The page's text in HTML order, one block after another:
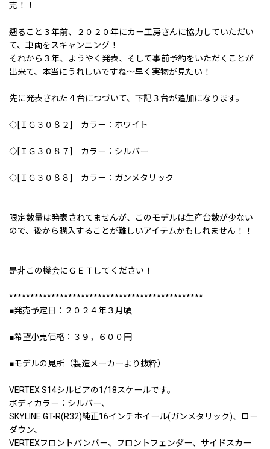
売！！
遡ること３年前、２０２０年にカー工房さんに協力していただい
て、車両をスキャンニング！
それから３年、ようやく発表、そして事前予約をいただくことが
出来て、本当にうれしいですね〜早く実物が見たい！
先に発表された４台につづいて、下記３台が追加になります。
◇[ＩＧ３０８２] カラー：ホワイト
◇[ＩＧ３０８７] カラー：シルバー
◇[ＩＧ３０８８] カラー：ガンメタリック
限定数量は発表されてませんが、このモデルは生産台数が少ない
ので、後から購入することが難しいアイテムかもしれません！！
是非この機会にＧＥＴしてください！
**********************************************
■発売予定日：２０２４年３月頃
■希望小売価格：３９，６００円
■モデルの見所（製造メーカーより抜粋）
VERTEX S14シルビアの1/18スケールです。
ボディカラー：シルバー、
SKYLINE GT-R(R32)純正16インチホイール(ガンメタリック)、ロー
ダウン、
VERTEXフロントバンパー、フロントフェンダー、サイドスカー